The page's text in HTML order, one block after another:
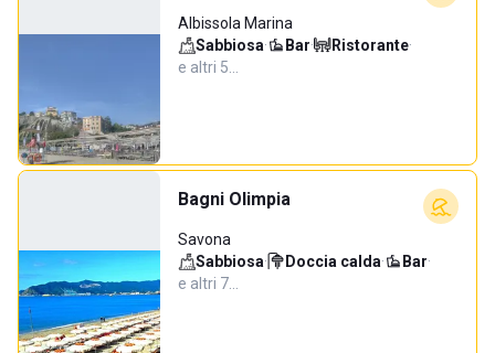
Albissola Marina
Sabbiosa· Bar· Ristorante·
e altri 5…
Bagni Olimpia
Savona
Sabbiosa· Doccia calda· Bar·
e altri 7…